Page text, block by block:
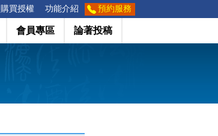
購買授權 功能介紹 預約服務
會員專區 論著投稿